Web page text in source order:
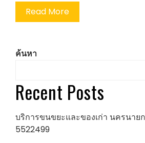
Read More
ค้นหา
Recent Posts
บริการขนขยะและของเก่า นครนาย
5522499